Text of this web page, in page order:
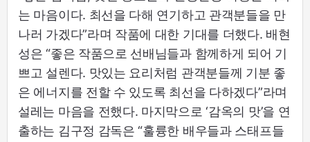
는 마음이다. 최선을 다해 연기하고 관객분들을 만
나러 가겠다”라며 작품에 대한 기대를 더했다. 배현
성은 “좋은 작품으로 선배님들과 함께하게 되어 기
쁘고 설렌다. 맛있는 요리처럼 관객분들께 기분 좋
은 에너지를 전할 수 있도록 최선을 다하겠다”라며
설레는 마음을 전했다. 마지막으로 ‘감옥의 맛’을 연
출하는 김구정 감독은 “훌륭한 배우들과 스태프들